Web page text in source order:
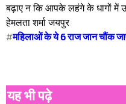
बढ़ाए न कि आपके लहंगे के धागों
हेमलता शर्मा जयपुर
#महिलाओं के ये 6 राज जान चौंक
यह भी पढ़े